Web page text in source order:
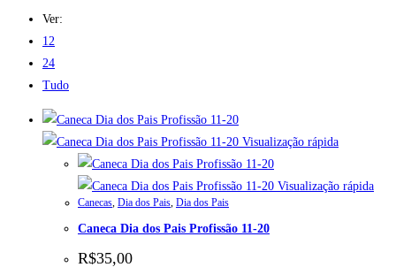
Ver:
12
24
Tudo
Visualização rápida
Visualização rápida
Canecas, Dia dos Pais, Dia dos Pais
Caneca Dia dos Pais Profissão 11-20
R$35,00